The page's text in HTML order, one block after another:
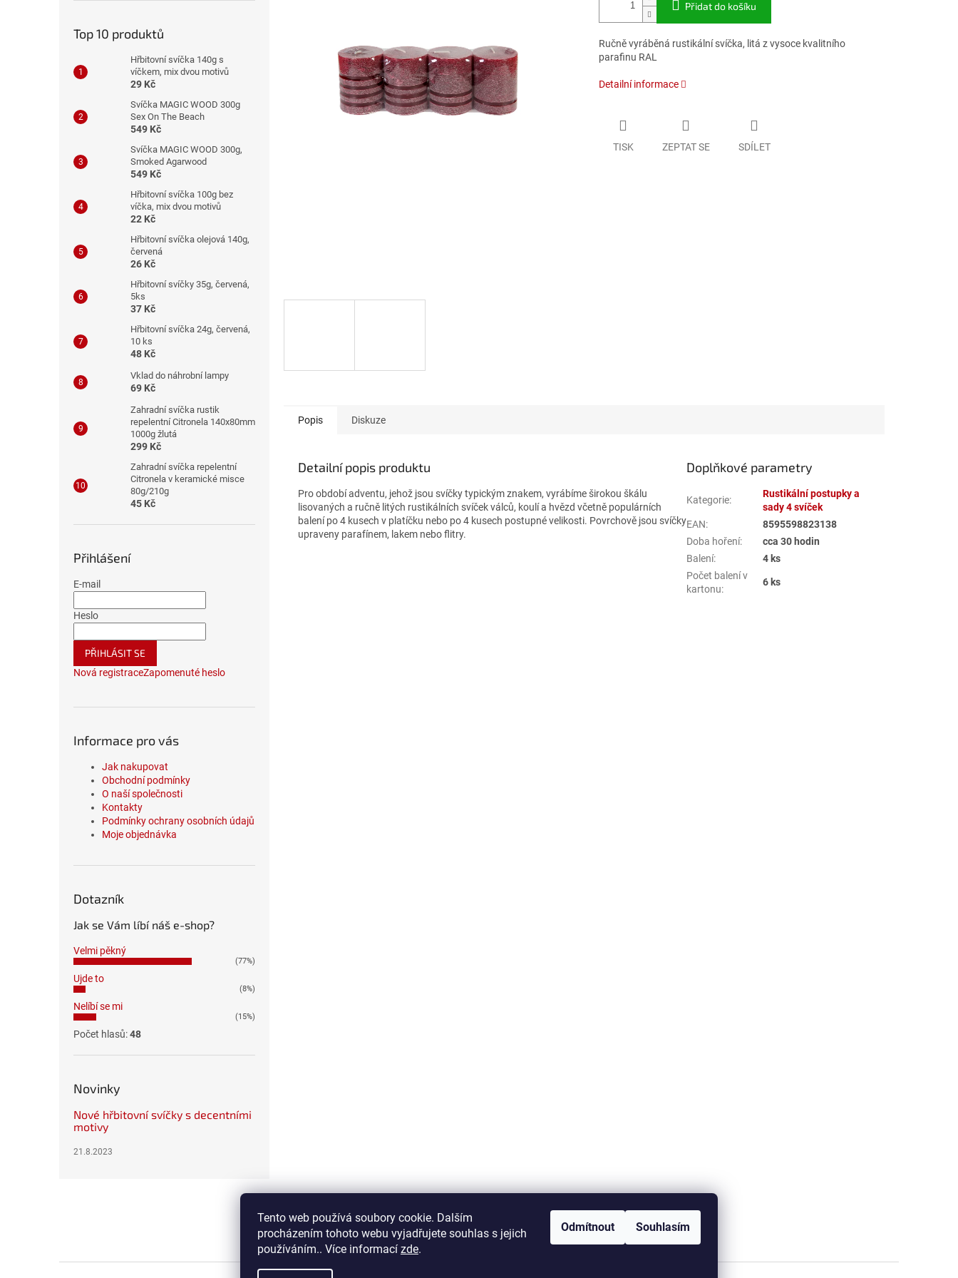
Tento web používá soubory cookie. Dalším
procházením tohoto webu vyjadřujete souhlas s jejich
používáním.. Více informací zde.
Odmítnout Souhlasím
Top 10 produktů
Hřbitovní svíčka 140g s
víčkem, mix dvou motivů
29 Kč
Svíčka MAGIC WOOD 300g
Sex On The Beach
549 Kč
Svíčka MAGIC WOOD 300g,
Smoked Agarwood
549 Kč
Hřbitovní svíčka 100g bez
víčka, mix dvou motivů
22 Kč
Hřbitovní svíčka olejová 140g,
červená
26 Kč
Hřbitovní svíčky 35g, červená,
5ks
37 Kč
Hřbitovní svíčka 24g, červená,
10 ks
48 Kč
Vklad do náhrobní lampy
69 Kč
Zahradní svíčka rustik
repelentní Citronela 140x80mm
1000g žlutá
299 Kč
Zahradní svíčka repelentní
Citronela v keramické misce
80g/210g
45 Kč
Přihlášení
E-mail
Heslo
PŘIHLÁSIT SE
Nová registraceZapomenuté heslo
Informace pro vás
Jak nakupovat
Obchodní podmínky
O naší společnosti
Kontakty
Podmínky ochrany osobních údajů
Moje objednávka
Dotazník
Jak se Vám líbí náš e-shop?
Velmi pěkný
(77%)
Ujde to
(8%)
Nelíbí se mi
(15%)
Počet hlasů:48
Novinky
Nové hřbitovní svíčky s decentními
motivy
21.8.2023
Přidat do košíku
Ručně vyráběná rustikální svíčka, litá z vysoce kvalitního
parafinu RAL
Detailní informace
TISK ZEPTAT SE SDÍLET
Popis Diskuze
Detailní popis produktu
Pro období adventu, jehož jsou svíčky typickým znakem, vyrábíme širokou škálu
lisovaných a ručně litých rustikálních svíček válců, koulí a hvězd včetně populárních
balení po 4 kusech v platíčku nebo po 4 kusech postupné velikosti. Povrchově jsou svíčky
upraveny parafínem, lakem nebo flitry.
Doplňkové parametry
Kategorie:
Rustikální postupky a
sady 4 svíček
EAN:
8595598823138
Doba hoření:
cca 30 hodin
Balení:
4 ks
Počet balení v
kartonu:
6 ks